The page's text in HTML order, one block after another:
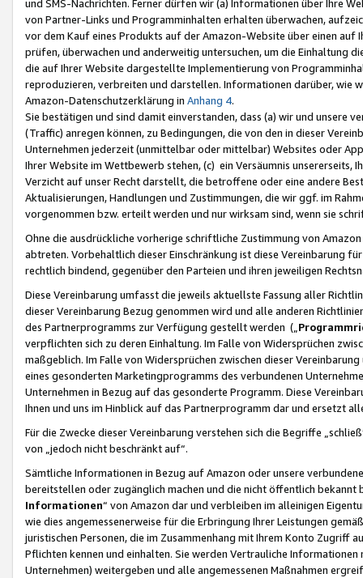
und SMS-Nachrichten. Ferner dürfen wir (a) Informationen über Ihre
von Partner-Links und Programminhalten erhalten überwachen,
vor dem Kauf eines Produkts auf der Amazon-Website über einen
prüfen, überwachen und anderweitig untersuchen, um die Einhaltung
die auf Ihrer Website dargestellte Implementierung von
reproduzieren, verbreiten und darstellen. Informationen darüber, wie
Amazon-Datenschutzerklärung in Anhang 4.
Sie bestätigen und sind damit einverstanden, dass (a) wir und
(Traffic) anregen können, zu Bedingungen, die von den in dieser
Unternehmen jederzeit (unmittelbar oder mittelbar) Websites oder
Ihrer Website im Wettbewerb stehen, (c) ein Versäumnis unsererseits,
Verzicht auf unser Recht darstellt, die betroffene oder eine andere
Aktualisierungen, Handlungen und Zustimmungen, die wir ggf. im
vorgenommen bzw. erteilt werden und nur wirksam sind, wenn sie
Ohne die ausdrückliche vorherige schriftliche Zustimmung von
abtreten. Vorbehaltlich dieser Einschränkung ist diese Vereinbarung
rechtlich bindend, gegenüber den Parteien und ihren jeweiligen
Diese Vereinbarung umfasst die jeweils aktuellste Fassung aller
dieser Vereinbarung Bezug genommen wird und alle anderen
des Partnerprogramms zur Verfügung gestellt werden („
verpflichten sich zu deren Einhaltung. Im Falle von Widersprüchen
maßgeblich. Im Falle von Widersprüchen zwischen dieser
eines gesonderten Marketingprogramms des verbundenen
Unternehmen in Bezug auf das gesonderte Programm. Diese
Ihnen und uns im Hinblick auf das Partnerprogramm dar und ersetzt
Für die Zwecke dieser Vereinbarung verstehen sich die Begriffe
von „jedoch nicht beschränkt auf“.
Sämtliche Informationen in Bezug auf Amazon oder unsere
bereitstellen oder zugänglich machen und die nicht öffentlich
Informationen“ von Amazon dar und verbleiben im alleinigen
wie dies angemessenerweise für die Erbringung Ihrer Leistungen
juristischen Personen, die im Zusammenhang mit Ihrem Konto
Pflichten kennen und einhalten. Sie werden Vertrauliche
Unternehmen) weitergeben und alle angemessenen Maßnahmen